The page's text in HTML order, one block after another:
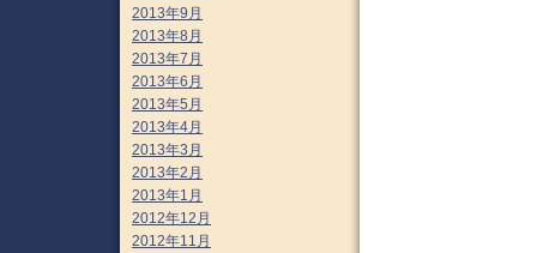
2013年9月
2013年8月
2013年7月
2013年6月
2013年5月
2013年4月
2013年3月
2013年2月
2013年1月
2012年12月
2012年11月